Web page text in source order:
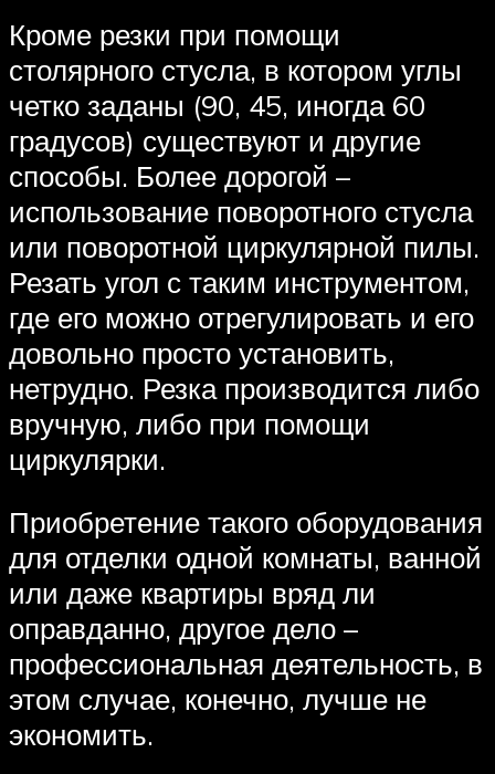
Кроме резки при помощи
столярного стусла, в котором углы
четко заданы (90, 45, иногда 60
градусов) существуют и другие
способы. Более дорогой –
использование поворотного стусла
или поворотной циркулярной пилы.
Резать угол с таким инструментом,
где его можно отрегулировать и его
довольно просто установить,
нетрудно. Резка производится либо
вручную, либо при помощи
циркулярки.
Приобретение такого оборудования
для отделки одной комнаты, ванной
или даже квартиры вряд ли
оправданно, другое дело –
профессиональная деятельность, в
этом случае, конечно, лучше не
экономить.